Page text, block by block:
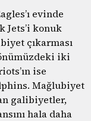
evinde
Jets’i konuk
çıkarması
iki
ise
Mağlubiyet
galibiyetler,
hala daha